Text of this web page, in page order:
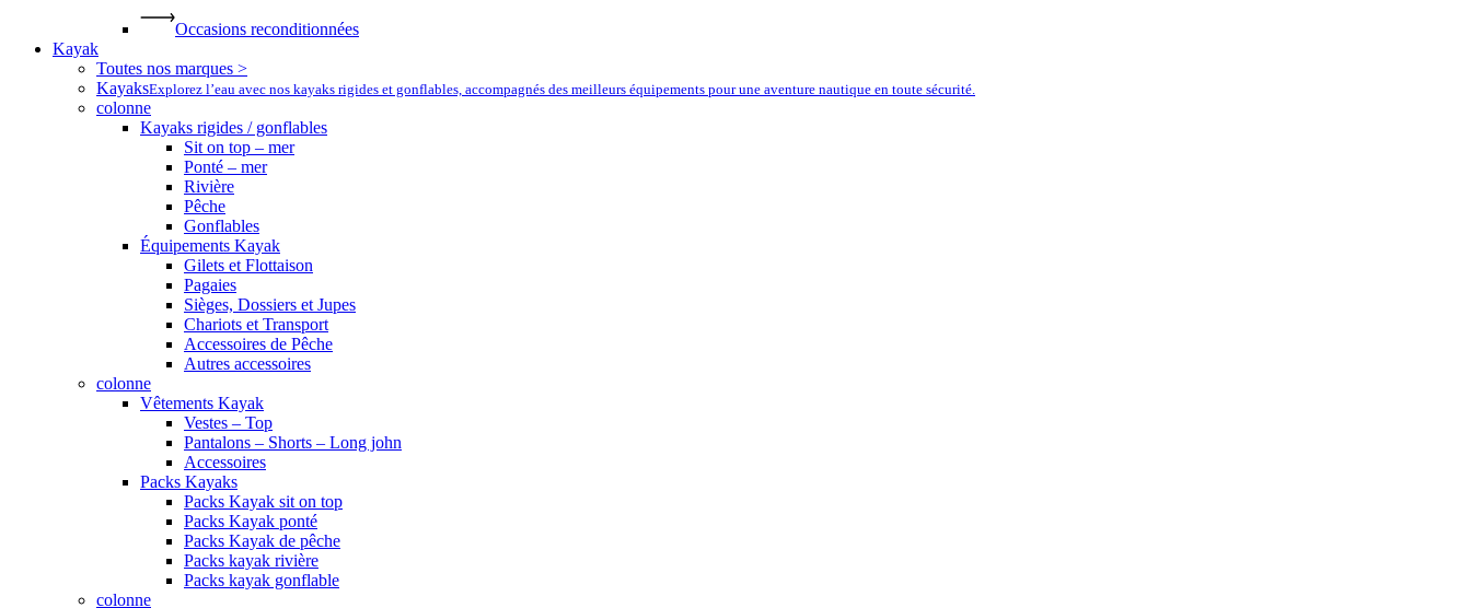
Occasions reconditionnées
Kayak
Toutes nos marques >
KayaksExplorez l’eau avec nos kayaks rigides et gonflables, accompagnés des meilleurs équipements pour une aventure nautique en toute sécurité.
colonne
Kayaks rigides / gonflables
Sit on top – mer
Ponté – mer
Rivière
Pêche
Gonflables
Équipements Kayak
Gilets et Flottaison
Pagaies
Sièges, Dossiers et Jupes
Chariots et Transport
Accessoires de Pêche
Autres accessoires
colonne
Vêtements Kayak
Vestes – Top
Pantalons – Shorts – Long john
Accessoires
Packs Kayaks
Packs Kayak sit on top
Packs Kayak ponté
Packs Kayak de pêche
Packs kayak rivière
Packs kayak gonflable
colonne